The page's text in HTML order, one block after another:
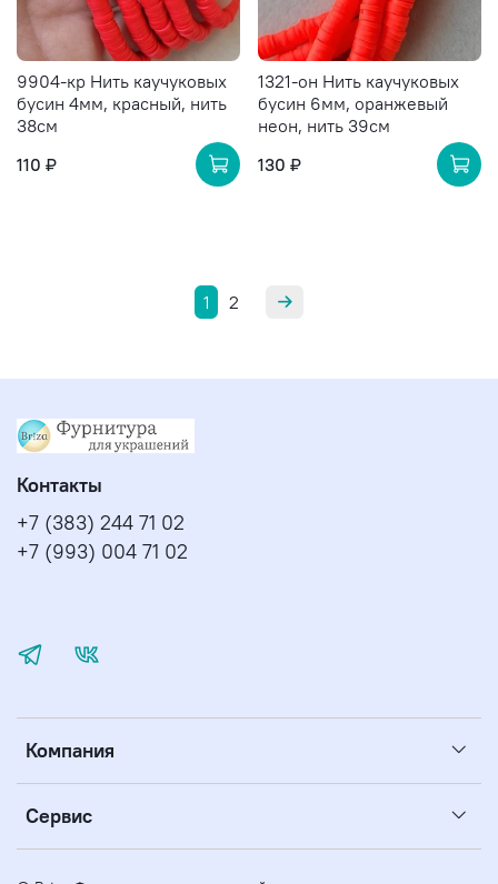
9904-кр Нить каучуковых
бусин 4мм, красный, нить
38см
110 ₽
1321-он Нить каучуковых
бусин 6мм, оранжевый
неон, нить 39см
130 ₽
1 2
Компания
Сервис
Контакты
+7 (383) 244 71 02
+7 (993) 004 71 02